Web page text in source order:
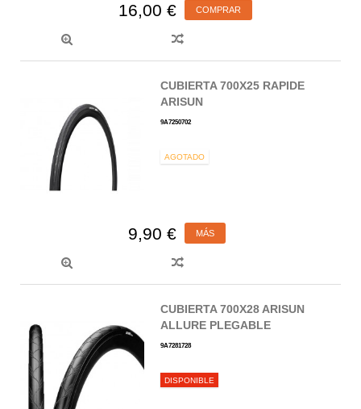
16,00 € COMPRAR
CUBIERTA 700X25 RAPIDE
ARISUN
9A7250702
AGOTADO
9,90 € MÁS
CUBIERTA 700X28 ARISUN
ALLURE PLEGABLE
9A7281728
DISPONIBLE